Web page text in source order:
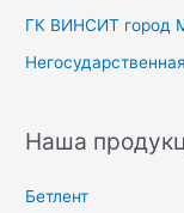
ГК ВИНСИТ город
Наша
Бетлент